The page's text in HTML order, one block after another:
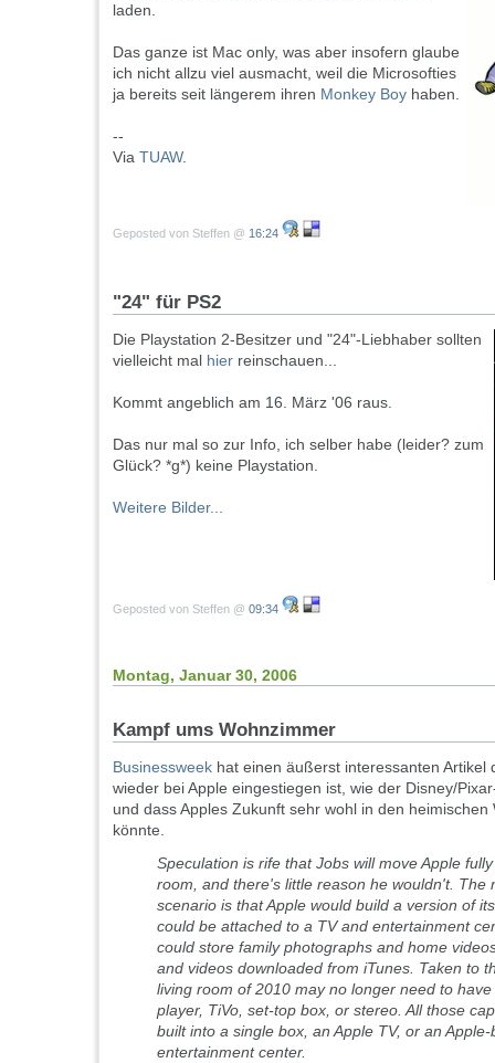
laden.
Das ganze ist Mac only, was aber insofern glaube
ich nicht allzu viel ausmacht, weil die Microsofties
ja bereits seit längerem ihren Monkey Boy haben.
--
Via TUAW.
Geposted von Steffen @ 16:24
"24" für PS2
Die Playstation 2-Besitzer und "24"-Liebhaber sollten
vielleicht mal hier reinschauen...
Kommt angeblich am 16. März '06 raus.
Das nur mal so zur Info, ich selber habe (leider? zum
Glück? *g*) keine Playstation.
Weitere Bilder...
Geposted von Steffen @ 09:34
Montag, Januar 30, 2006
Kampf ums Wohnzimmer
Businessweek hat einen äußerst interessanten Artikel
wieder bei Apple eingestiegen ist, wie der Disney/
und dass Apples Zukunft sehr wohl in den heimischen
könnte.
Speculation is rife that Jobs will move Apple
room, and there's little reason he wouldn't. The
scenario is that Apple would build a version of
could be attached to a TV and entertainment
could store family photographs and home
and videos downloaded from iTunes. Taken to
living room of 2010 may no longer need to
player, TiVo, set-top box, or stereo. All those
built into a single box, an Apple TV, or an
entertainment center.